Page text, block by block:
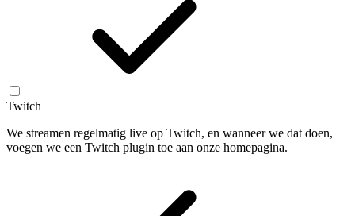
Twitch
We streamen regelmatig live op Twitch, en wanneer we dat doen,
voegen we een Twitch plugin toe aan onze homepagina.